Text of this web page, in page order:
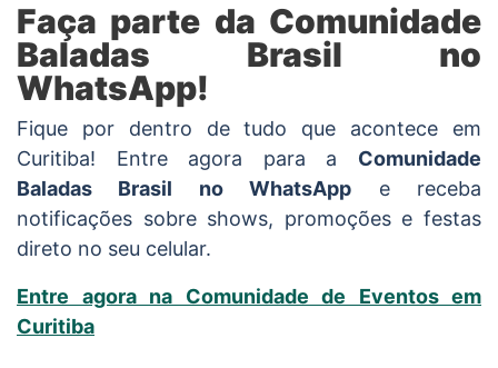
Faça parte da Comunidade
Baladas Brasil no
WhatsApp!
Fique por dentro de tudo que acontece em
Curitiba! Entre agora para a Comunidade
Baladas Brasil no WhatsApp e receba
notificações sobre shows, promoções e festas
direto no seu celular.
Entre agora na Comunidade de Eventos em
Curitiba